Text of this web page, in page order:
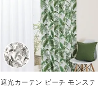
遮光カーテン ビーチ モンステ